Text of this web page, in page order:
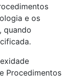
e os
quando
Procedimentos